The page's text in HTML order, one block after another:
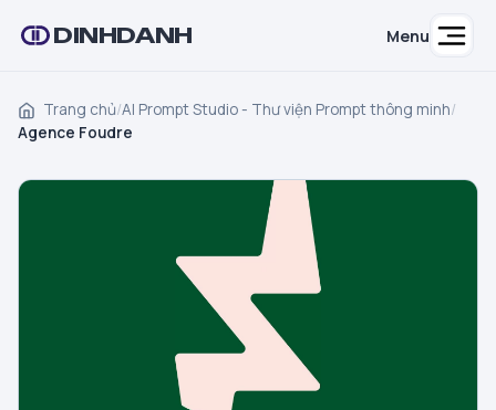
DINHDANH Menu
Trang chủ/AI Prompt Studio - Thư viện Prompt thông minh/
Agence Foudre